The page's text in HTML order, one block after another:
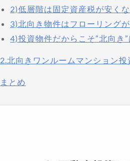
2)低層階は固定資産税が安く
3)北向き物件はフローリング
4)投資物件だからこそ“北向き”
2.北向きワンルームマンション
まとめ